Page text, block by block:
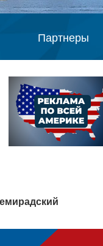
Партнеры